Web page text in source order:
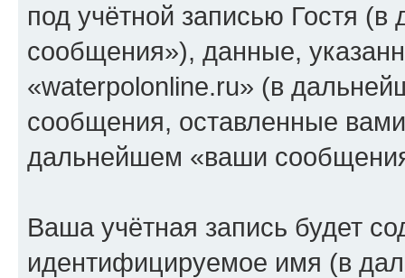
под учётной записью Гостя
сообщения»), данные,
«waterpolonline.ru» (в
сообщения, оставленные
дальнейшем «ваши
Ваша учётная запись будет
идентифицируемое имя (в